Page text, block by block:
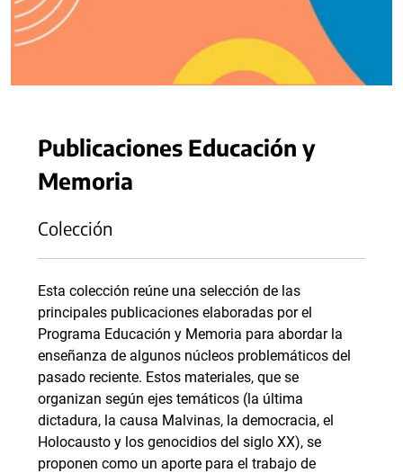
Publicaciones Educación y
Memoria
Colección
Esta colección reúne una selección de las
principales publicaciones elaboradas por el
Programa Educación y Memoria para abordar la
enseñanza de algunos núcleos problemáticos del
pasado reciente. Estos materiales, que se
organizan según ejes temáticos (la última
dictadura, la causa Malvinas, la democracia, el
Holocausto y los genocidios del siglo XX), se
proponen como un aporte para el trabajo de